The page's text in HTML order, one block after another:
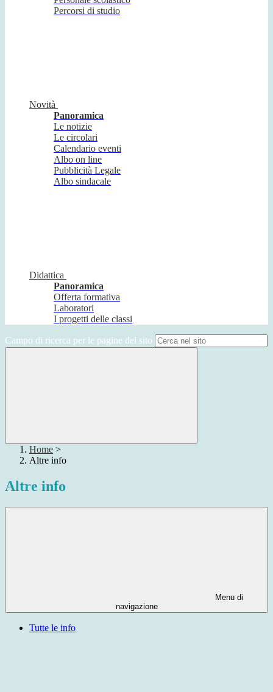
Percorsi di studio
Novità
Panoramica
Le notizie
Le circolari
Calendario eventi
Albo on line
Pubblicità Legale
Albo sindacale
Didattica
Panoramica
Offerta formativa
Laboratori
I progetti delle classi
Campo di ricerca per le pagine del sito
Home >
Altre info
Altre info
Menu di
navigazione
Tutte le info